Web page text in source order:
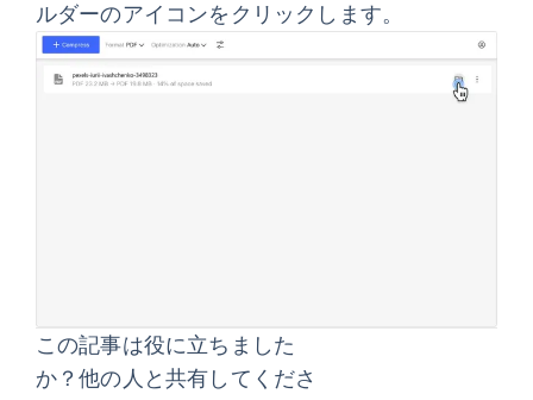
ルダーのアイコンをクリックします。
この記事は役に立ちました
か？他の人と共有してくださ